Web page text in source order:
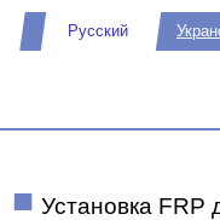
Русский
Установка FRP